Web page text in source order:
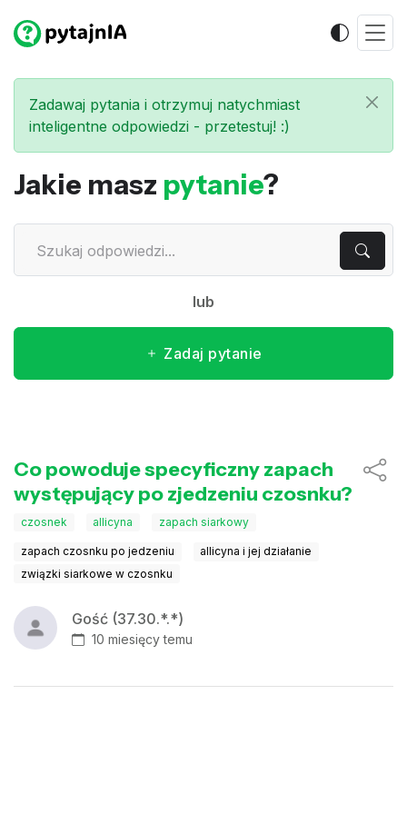
Zadawaj pytania i otrzymuj natychmiast
inteligentne odpowiedzi - przetestuj! :)
Jakie masz pytanie?
lub
Zadaj pytanie
Co powoduje specyficzny zapach
występujący po zjedzeniu czosnku?
czosnek allicyna zapach siarkowy
zapach czosnku po jedzeniu
allicyna i jej działanie
związki siarkowe w czosnku
Gość (37.30.*.*)
10 miesięcy temu